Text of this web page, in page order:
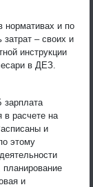
нормативах и по
затрат – своих и
инструкции
в ДЕЗ.
в расчете на
и
этому
планирование
и